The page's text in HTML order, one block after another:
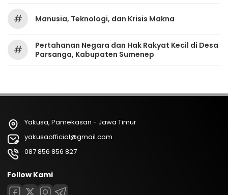
# Manusia, Teknologi, dan Krisis Makna
#
Pertahanan Negara dan Hak Rakyat Kecil di Desa
Parsanga, Kabupaten Sumenep
Yakusa, Pamekasan - Jawa Timur
yakusaofficial@gmail.com
087 856 856 827
Follow Kami